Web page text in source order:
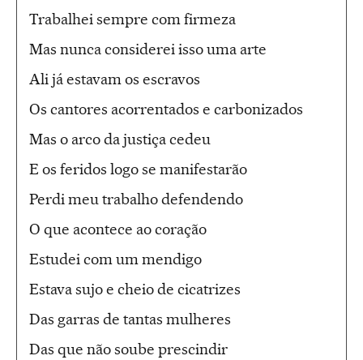
Trabalhei sempre com firmeza
Mas nunca considerei isso uma arte
Ali já estavam os escravos
Os cantores acorrentados e carbonizados
Mas o arco da justiça cedeu
E os feridos logo se manifestarão
Perdi meu trabalho defendendo
O que acontece ao coração
Estudei com um mendigo
Estava sujo e cheio de cicatrizes
Das garras de tantas mulheres
Das que não soube prescindir